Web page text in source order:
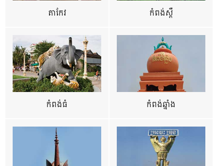
តាកែវ កំពង់ស្ពឺ
កំពង់ធំ កំពង់ឆ្នាំង